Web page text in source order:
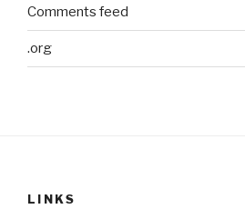
Comments feed
.org
LINKS